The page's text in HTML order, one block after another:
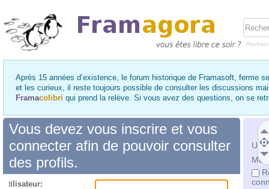
Après 15 années d’existence, le forum historique de Framasoft, ferme
et les curieux, il reste toujours possible de consulter les discussions
Framacolibri qui prend la relève. Si vous avez des questions, on se
Mot
Vous devez vous inscrire et vous
connecter afin de pouvoir consulter
des profils.